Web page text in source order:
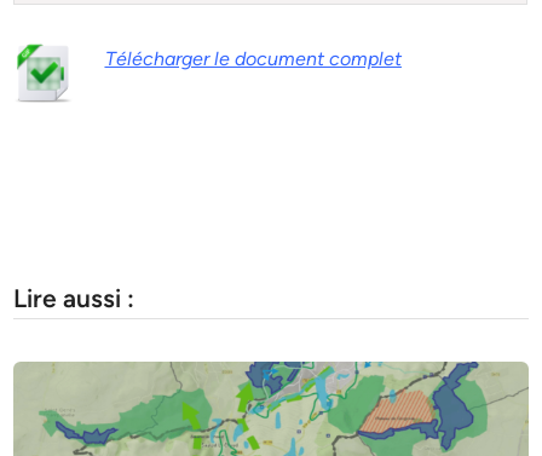
Télécharger le document complet
Lire aussi :